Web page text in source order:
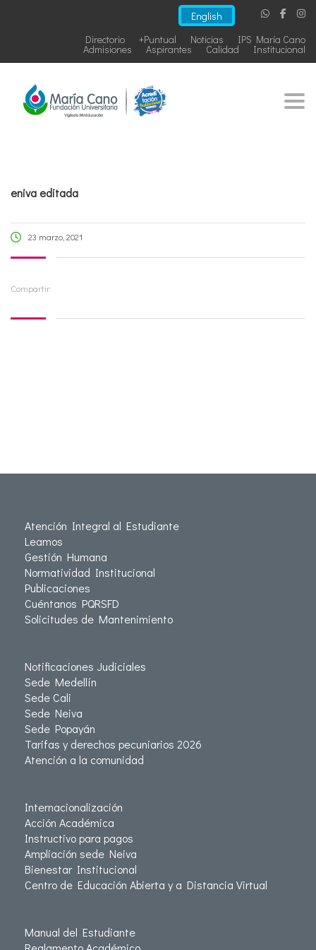
English
IPS María Cano
Noticias
+Puntual
Directorio
Institucional
Calidad
Aspirantes
Admisiones
eniva editada
23 marzo, 2021
Compartir:
Atención Integral al Estudiante
Leamos
Gestión Humana
Normatividad Institucional
Publicaciones
Cuéntanos PQRSFD
Solicitudes de Mantenimiento
Notificaciones Judiciales
Sede Medellín
Sede Cali
Sede Neiva
Sede Popayán
Tarifas y derechos pecuniarios 2026
Atención a la comunidad
Internacionalización
Acción Académica
Instructivo para pagos
Ampliación sede Neiva
Bienestar Institucional
Centro de Educación Abierta y a Distancia Virtual
Manual del Estudiante